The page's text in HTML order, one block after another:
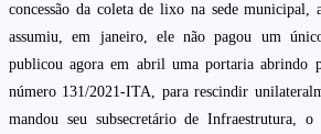
concessão da coleta de lixo na sede municipal,
assumiu, em janeiro, ele não pagou um
publicou agora em abril uma portaria abrindo
número 131/2021-ITA, para rescindir
mandou seu subsecretário de Infraestrutura,